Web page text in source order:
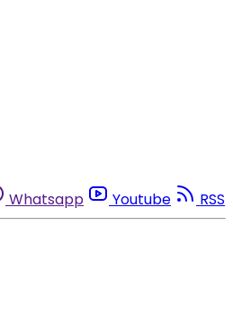
Whatsapp Youtube RSS